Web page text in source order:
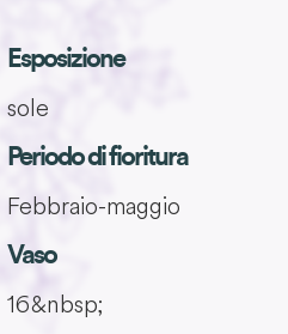
Esposizione
sole
Periodo di fioritura
Febbraio-maggio
Vaso
16&nbsp;